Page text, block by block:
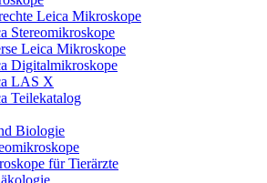
Leica Mikroskope
Stereomikroskope
Leica Mikroskope
Digitalmikroskope
LAS X
Teilekatalog
Biologie
für Tierärzte